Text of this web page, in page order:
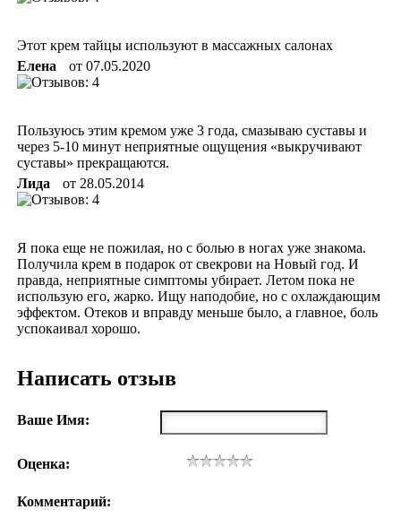
Этот крем тайцы используют в массажных салонах
Елена
от 07.05.2020
Пользуюсь этим кремом уже 3 года, смазываю суставы и
через 5-10 минут неприятные ощущения «выкручивают
суставы» прекращаются.
Лида
от 28.05.2014
Я пока еще не пожилая, но с болью в ногах уже знакома.
Получила крем в подарок от свекрови на Новый год. И
правда, неприятные симптомы убирает. Летом пока не
использую его, жарко. Ищу наподобие, но с охлаждающим
эффектом. Отеков и вправду меньше было, а главное, боль
успокаивал хорошо.
Написать отзыв
Ваше Имя:
Оценка:
Комментарий: